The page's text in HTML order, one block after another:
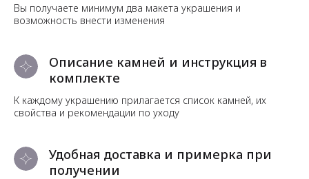
Вы получаете минимум два макета украшения и
возможность внести изменения
Описание камней и инструкция в
комплекте
К каждому украшению прилагается список камней, их
свойства и рекомендации по уходу
Удобная доставка и примерка при
получении